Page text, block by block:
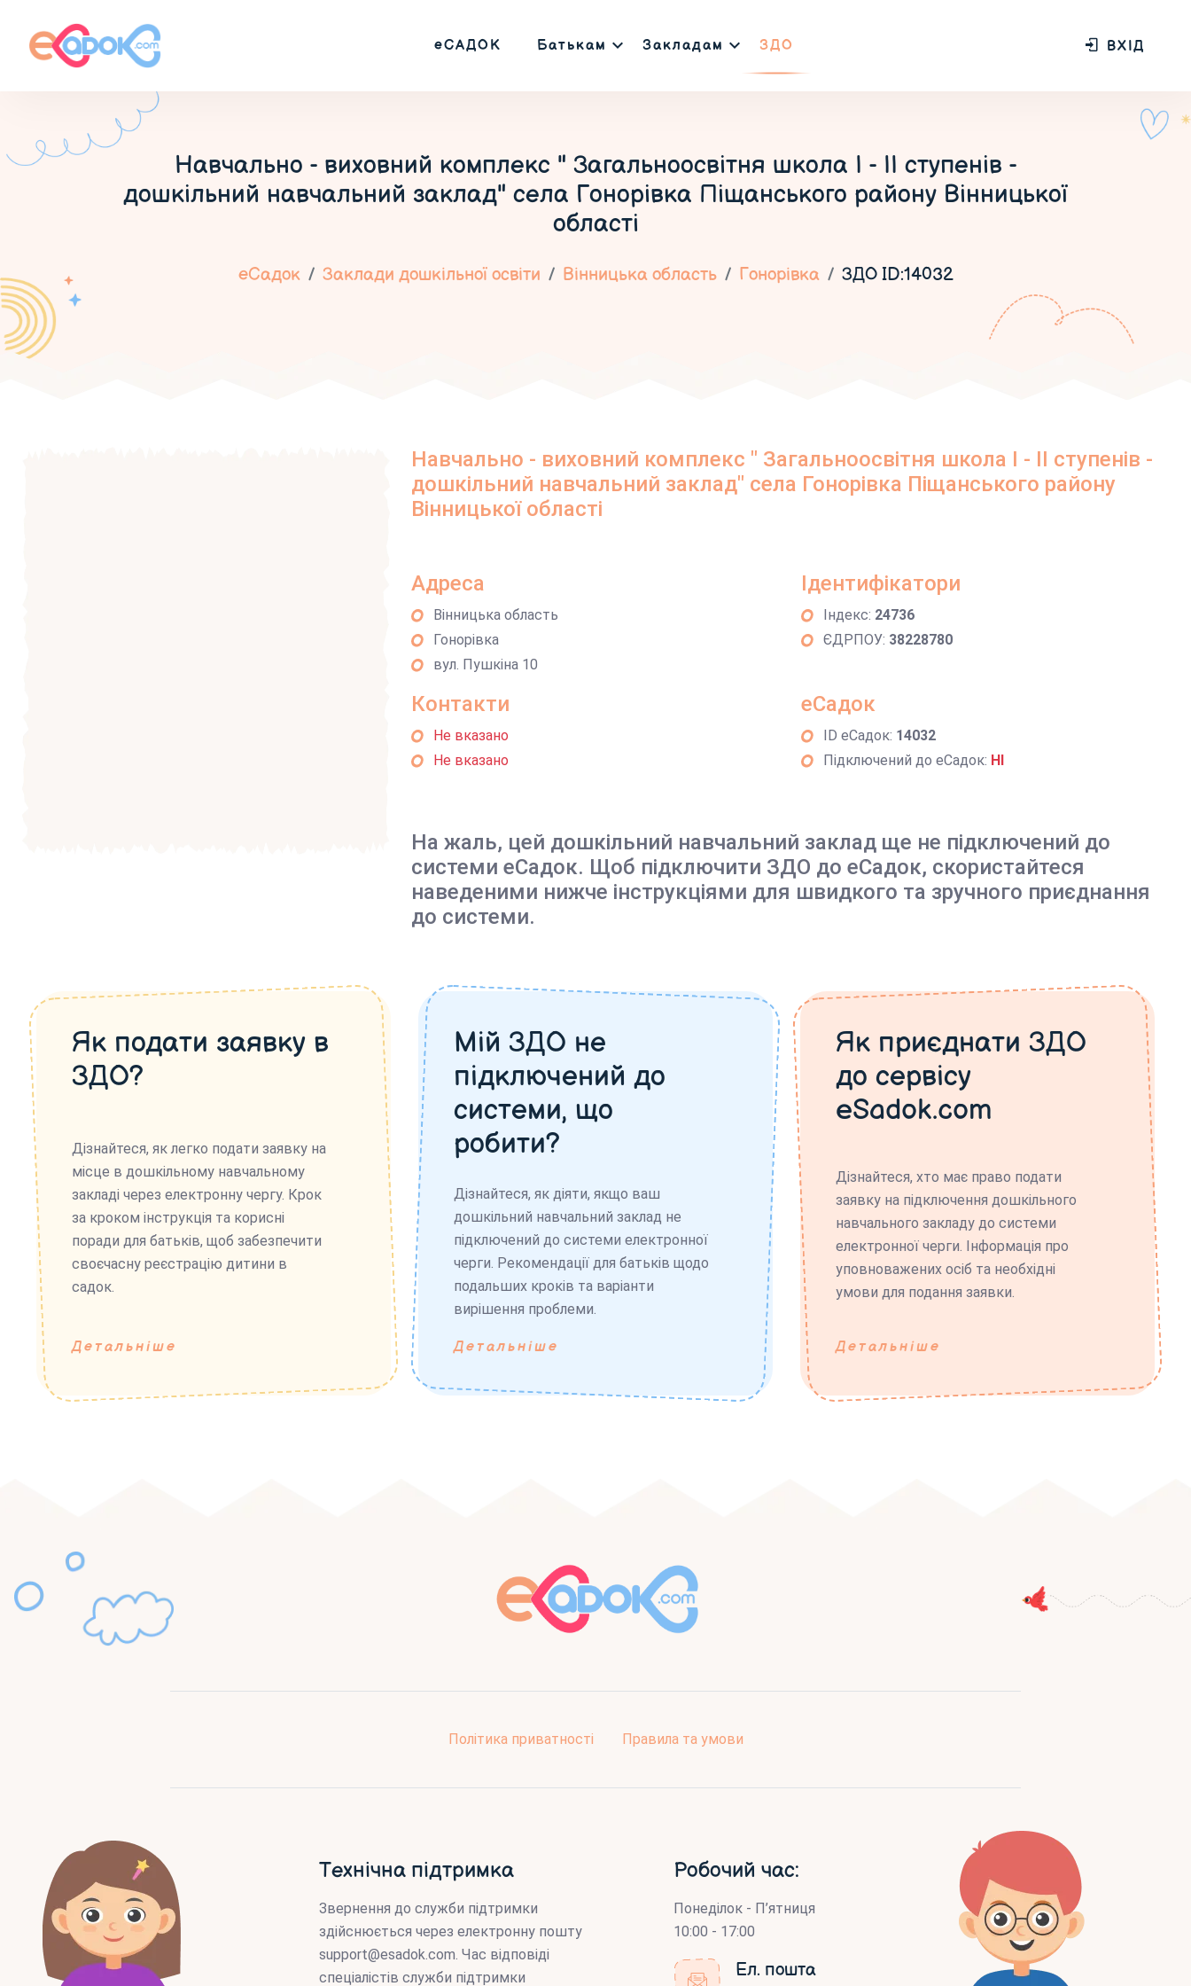
еСАДОК Батькам Закладам ЗДО ВХІД
Навчально - виховний комплекс " Загальноосвітня школа І - ІІ ступенів -
дошкільний навчальний заклад" села Гонорівка Піщанського району Вінницької
області
еСадок Заклади дошкільної освіти Вінницька область Гонорівка ЗДО ID:14032
Навчально - виховний комплекс " Загальноосвітня школа І - ІІ ступенів -
дошкільний навчальний заклад" села Гонорівка Піщанського району
Вінницької області
Адреса
Вінницька область
Гонорівка
вул. Пушкіна 10
Ідентифікатори
Індекс: 24736
ЄДРПОУ: 38228780
Контакти
Не вказано
Не вказано
еСадок
ID еСадок: 14032
Підключений до еСадок: НІ
На жаль, цей дошкільний навчальний заклад ще не підключений до
системи еСадок. Щоб підключити ЗДО до еСадок, скористайтеся
наведеними нижче інструкціями для швидкого та зручного приєднання
до системи.
Як подати заявку в
ЗДО?
Дізнайтеся, як легко подати заявку на
місце в дошкільному навчальному
закладі через електронну чергу. Крок
за кроком інструкція та корисні
поради для батьків, щоб забезпечити
своєчасну реєстрацію дитини в
садок.
Детальніше
Мій ЗДО не
підключений до
системи, що
робити?
Дізнайтеся, як діяти, якщо ваш
дошкільний навчальний заклад не
підключений до системи електронної
черги. Рекомендації для батьків щодо
подальших кроків та варіанти
вирішення проблеми.
Детальніше
Як приєднати ЗДО
до сервісу
eSadok.com
Дізнайтеся, хто має право подати
заявку на підключення дошкільного
навчального закладу до системи
електронної черги. Інформація про
уповноважених осіб та необхідні
умови для подання заявки.
Детальніше
Політика приватності Правила та умови
Технічна підтримка
Звернення до служби підтримки
здійснюється через електронну пошту
support@esadok.com. Час відповіді
спеціалістів служби підтримки
Робочий час:
Понеділок - П’ятниця
10:00 - 17:00
Ел. пошта